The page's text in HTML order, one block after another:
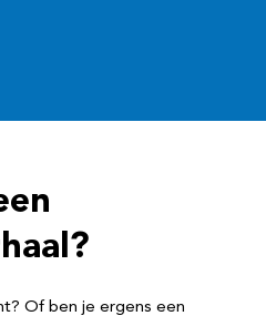
Of ben je ergens een